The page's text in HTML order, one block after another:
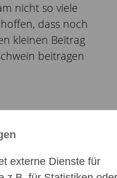
nicht so viele
dass noch
kleinen Beitrag
beitragen
externe Dienste für